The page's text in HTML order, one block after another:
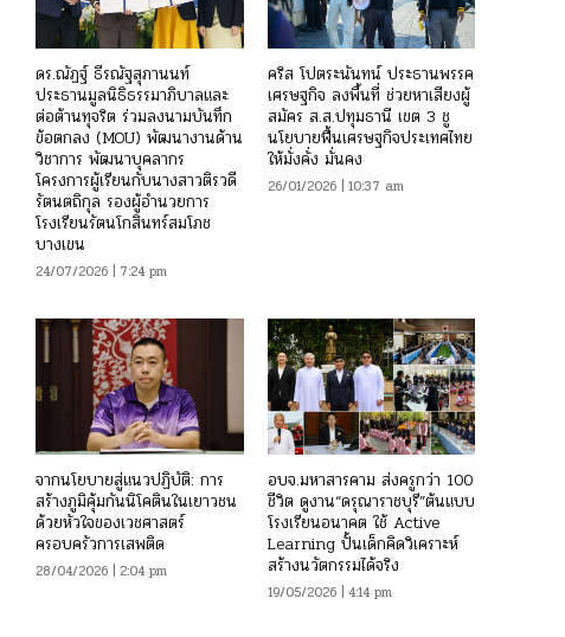
ดร.ณัฏฐ์ ธีรณัฐสุภานนท์
ประธานมูลนิธิธรรมาภิบาลและ
ต่อต้านทุจริต ร่วมลงนามบันทึก
ข้อตกลง (MOU) พัฒนางานด้าน
วิชาการ พัฒนาบุคลากร
โครงการผู้เรียนกับนางสาวติรวดี
รัตนตถิกุล รองผู้อำนวยการ
โรงเรียนรัตนโกสินทร์สมโภช
บางเขน
24/07/2026 | 7:24 pm
คริส โปตระนันทน์ ประธานพรรค
เศรษฐกิจ ลงพื้นที่ ช่วยหาเสียงผู้
สมัคร ส.ส.ปทุมธานี เขต 3 ชู
นโยบายฟื้นเศรษฐกิจประเทศไทย
ให้มั่งคั่ง มั่นคง
26/01/2026 | 10:37 am
จากนโยบายสู่แนวปฏิบัติ: การ
สร้างภูมิคุ้มกันนิโคตินในเยาวชน
ด้วยหัวใจของเวชศาสตร์
ครอบครัวการเสพติด
28/04/2026 | 2:04 pm
อบจ.มหาสารคาม ส่งครูกว่า 100
ชีวิต ดูงาน“ดรุณาราชบุรี”ต้นแบบ
โรงเรียนอนาคต ใช้ Active
Learning ปั้นเด็กคิดวิเคราะห์
สร้างนวัตกรรมได้จริง
19/05/2026 | 4:14 pm